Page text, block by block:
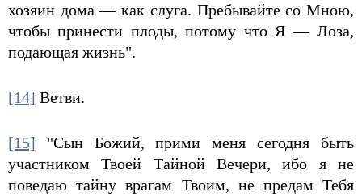
хозяин дома — как слуга. Пребывайте со Мною,
чтобы принести плоды, потому что Я — Лоза,
подающая жизнь".
[14] Ветви.
[15] "Сын Божий, прими меня сегодня быть
участником Твоей Тайной Вечери, ибо я не
поведаю тайну врагам Твоим, не предам Тебя